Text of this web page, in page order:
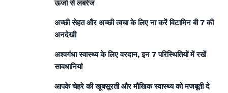
ऊर्जा से लबरेज
अच्छी सेहत और अच्छी त्वचा के लिए ना करें विटामिन बी 7 की
अनदेखी
अश्वगंधा स्वास्थ्य के लिए वरदान, इन 7 परिस्थितियों में रखें
सावधानियां
आपके चेहरे की खूबसूरती और मौखिक स्वास्थ्य को मजबूती दे